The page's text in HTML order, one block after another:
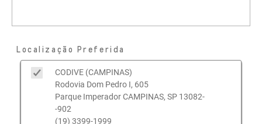
Localização Preferida
CODIVE (CAMPINAS)
Rodovia Dom Pedro I, 605
Parque Imperador CAMPINAS, SP 13082-
-902
(19) 3399-1999